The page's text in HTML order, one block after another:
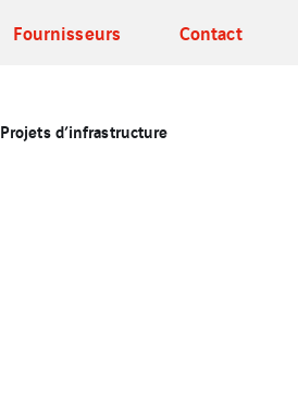
Fournisseurs Contact
Projets d’infrastructure